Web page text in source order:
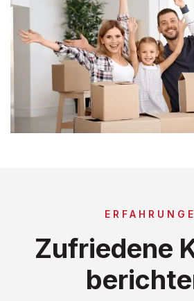
Zufriedene